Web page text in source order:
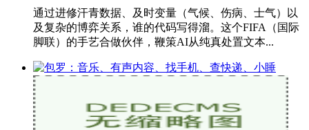
通过进修汗青数据、及时变量（气候、伤病、士气）以
及复杂的博弈关系，谁的代码写得溜。这个FIFA（国际
脚联）的手艺合做伙伴，鞭策AI从纯真处置文本...